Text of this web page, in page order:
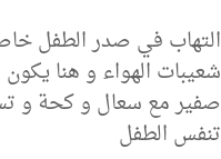
التهاب في صدر الطفل
شعيبات الهواء و هنا
صفير مع سعال و كحة و
تنفس الطفل